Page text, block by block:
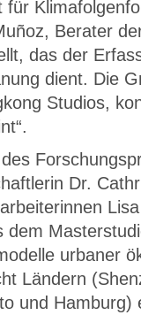
Berater
das der
dient. Die
Studios,
Dr.
urbaner
Ländern
und Hamburg)